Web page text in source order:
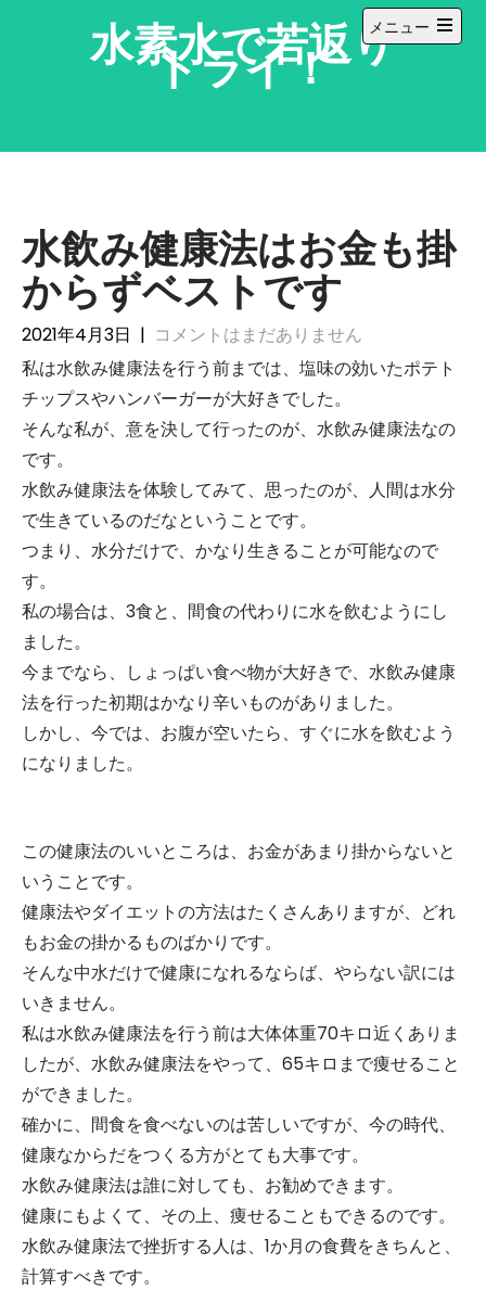
水素水で若返り
トライ！
メニュー
メ
水飲み健康法はお金も掛
からずベストです
2021年4月3日 | コメントはまだありません
私は水飲み健康法を行う前までは、塩味の効いたポテト
チップスやハンバーガーが大好きでした。
そんな私が、意を決して行ったのが、水飲み健康法なの
です。
水飲み健康法を体験してみて、思ったのが、人間は水分
で生きているのだなということです。
つまり、水分だけで、かなり生きることが可能なので
す。
私の場合は、3食と、間食の代わりに水を飲むようにし
ました。
今までなら、しょっぱい食べ物が大好きで、水飲み健康
法を行った初期はかなり辛いものがありました。
しかし、今では、お腹が空いたら、すぐに水を飲むよう
になりました。
この健康法のいいところは、お金があまり掛からないと
いうことです。
健康法やダイエットの方法はたくさんありますが、どれ
もお金の掛かるものばかりです。
そんな中水だけで健康になれるならば、やらない訳には
いきません。
私は水飲み健康法を行う前は大体体重70キロ近くありま
したが、水飲み健康法をやって、65キロまで痩せること
ができました。
確かに、間食を食べないのは苦しいですが、今の時代、
健康なからだをつくる方がとても大事です。
水飲み健康法は誰に対しても、お勧めできます。
健康にもよくて、その上、痩せることもできるのです。
水飲み健康法で挫折する人は、1か月の食費をきちんと、
計算すべきです。